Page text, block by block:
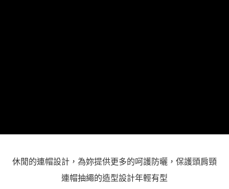
休閒的連帽設計，為妳提供更多的呵護防曬，保護頭肩頸
連帽抽繩的造型設計年輕有型